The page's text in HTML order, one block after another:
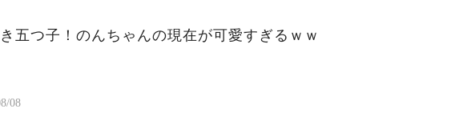
五つ子！のんちゃんの現在が可愛すぎるｗｗ
08